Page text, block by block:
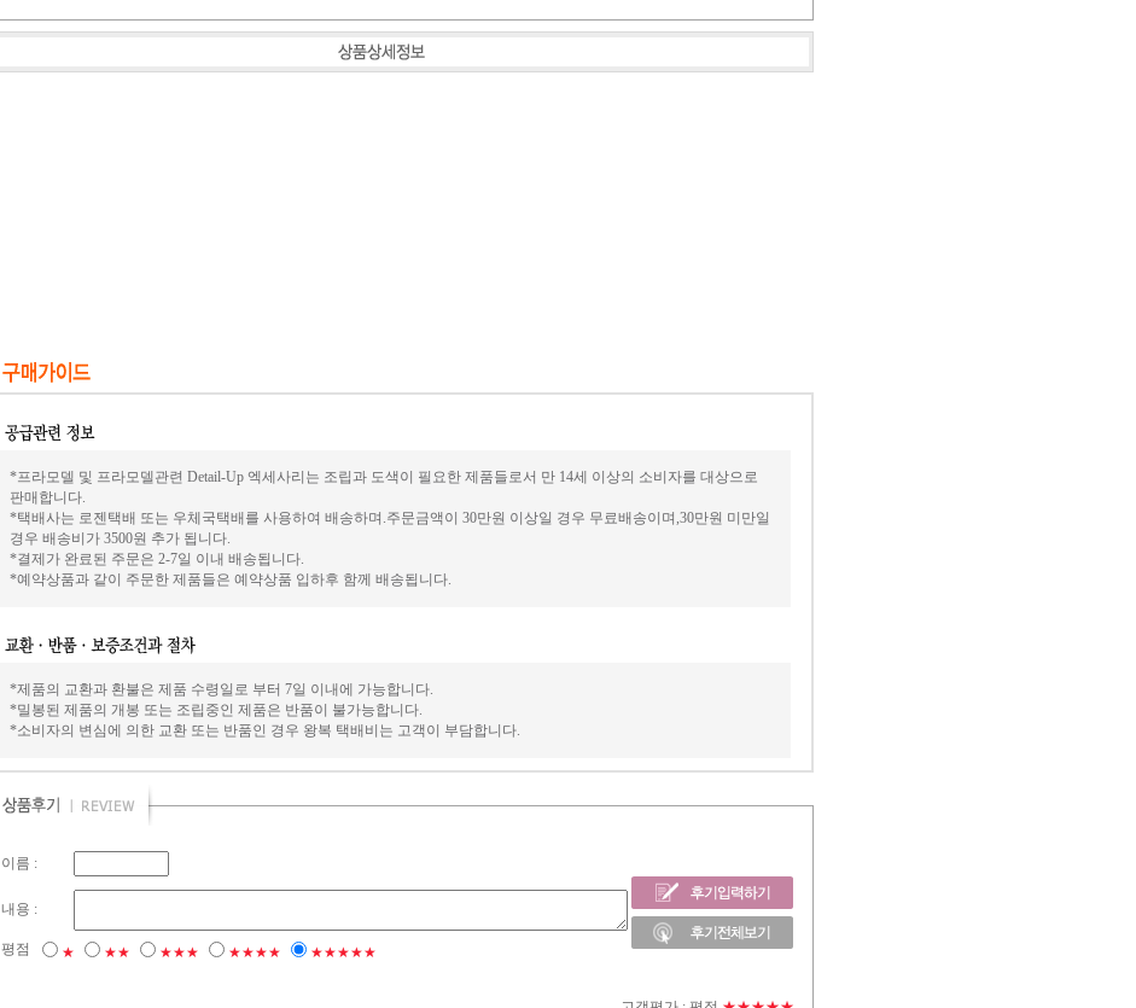
*프라모델 및 프라모델관련 Detail-Up 엑세사리는 조립과 도색이 필요한 제품들로서 만 14세 이상의 소비자를 대상으로
판매합니다.
*택배사는 로젠택배 또는 우체국택배를 사용하여 배송하며.주문금액이 30만원 이상일 경우 무료배송이며,30만원 미만일
경우 배송비가 3500원 추가 됩니다.
*결제가 완료된 주문은 2-7일 이내 배송됩니다.
*예약상품과 같이 주문한 제품들은 예약상품 입하후 함께 배송됩니다.
*제품의 교환과 환불은 제품 수령일로 부터 7일 이내에 가능합니다.
*밀봉된 제품의 개봉 또는 조립중인 제품은 반품이 불가능합니다.
*소비자의 변심에 의한 교환 또는 반품인 경우 왕복 택배비는 고객이 부담합니다.
이름 :
내용 :
평점 ★ ★★ ★★★ ★★★★ ★★★★★